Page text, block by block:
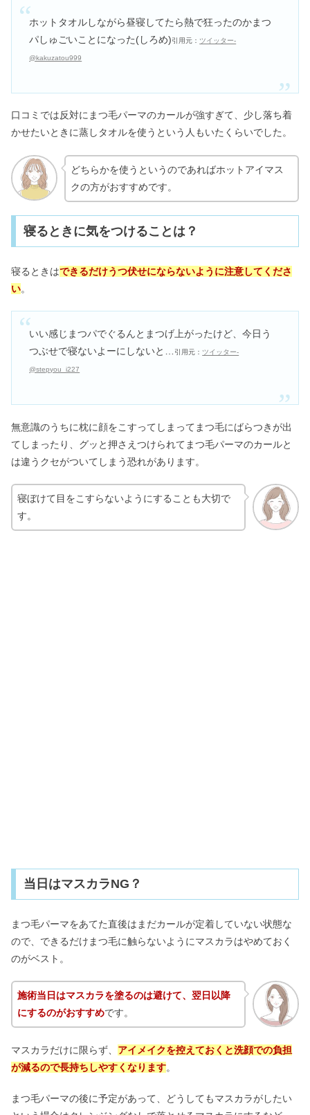
ホットタオルしながら昼寝してたら熱で狂ったのかまつ
パしゅごいことになった(しろめ)引用元： ツイッター-
@kakuzatou999
口コミでは反対にまつ毛パーマのカールが強すぎて、少し落ち着
かせたいときに蒸しタオルを使うという人もいたくらいでした。
どちらかを使うというのであればホットアイマス
クの方がおすすめです。
寝るときに気をつけることは？
寝るときはできるだけうつ伏せにならないように注意してくださ
い。
いい感じまつパでぐるんとまつげ上がったけど、今日う
つぶせで寝ないよーにしないと…
引用元： ツイッター-
@stepyou_i227
無意識のうちに枕に顔をこすってしまってまつ毛にばらつきが出
てしまったり、グッと押さえつけられてまつ毛パーマのカールと
は違うクセがついてしまう恐れがあります。
寝ぼけて目をこすらないようにすることも大切で
す。
当日はマスカラNG？
まつ毛パーマをあてた直後はまだカールが定着していない状態な
ので、できるだけまつ毛に触らないようにマスカラはやめておく
のがベスト。
施術当日はマスカラを塗るのは避けて、翌日以降
にするのがおすすめです。
マスカラだけに限らず、 アイメイクを控えておくと洗顔での負担
が減るので長持ちしやすくなります。
まつ毛パーマの後に予定があって、どうしてもマスカラがしたい